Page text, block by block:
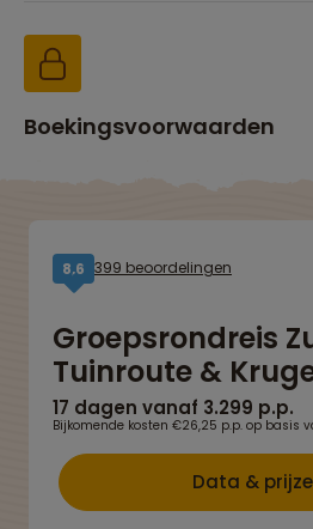
Boekingsvoorwaarden
8,6 399 beoordelingen
Groepsrondreis
Tuinroute &
17 dagen vanaf 3.299 p.p.
Bijkomende kosten €26,25 p.p. op basis
Data &